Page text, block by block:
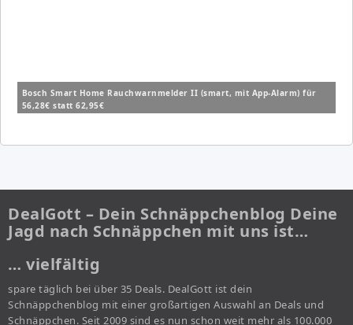
Bosch Smart Home Rauchwarnmelder II (smart, mit App-Alarm) für
56,28€ statt 62,95€
DealGott – Dein Schnäppchenblog Deine
Jagd nach Schnäppchen mit uns ist…
… vielfältig
spare täglich bei über 35 Deals. DealGott ist dein
Schnäppchenblog mit einer großartigen Auswahl an Deals und
Schnäppchen. Seit 2009 sind es nun schon weit mehr als 100.000